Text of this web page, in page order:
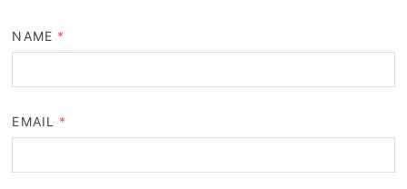
NAME *
EMAIL *